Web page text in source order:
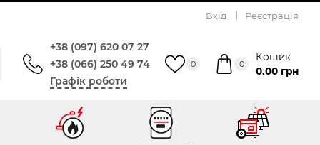
Вхід Реєстрація
+38 (097) 620 07 27
+38 (066) 250 49 74
Графік роботи
0 0
Кошик
0.00 грн